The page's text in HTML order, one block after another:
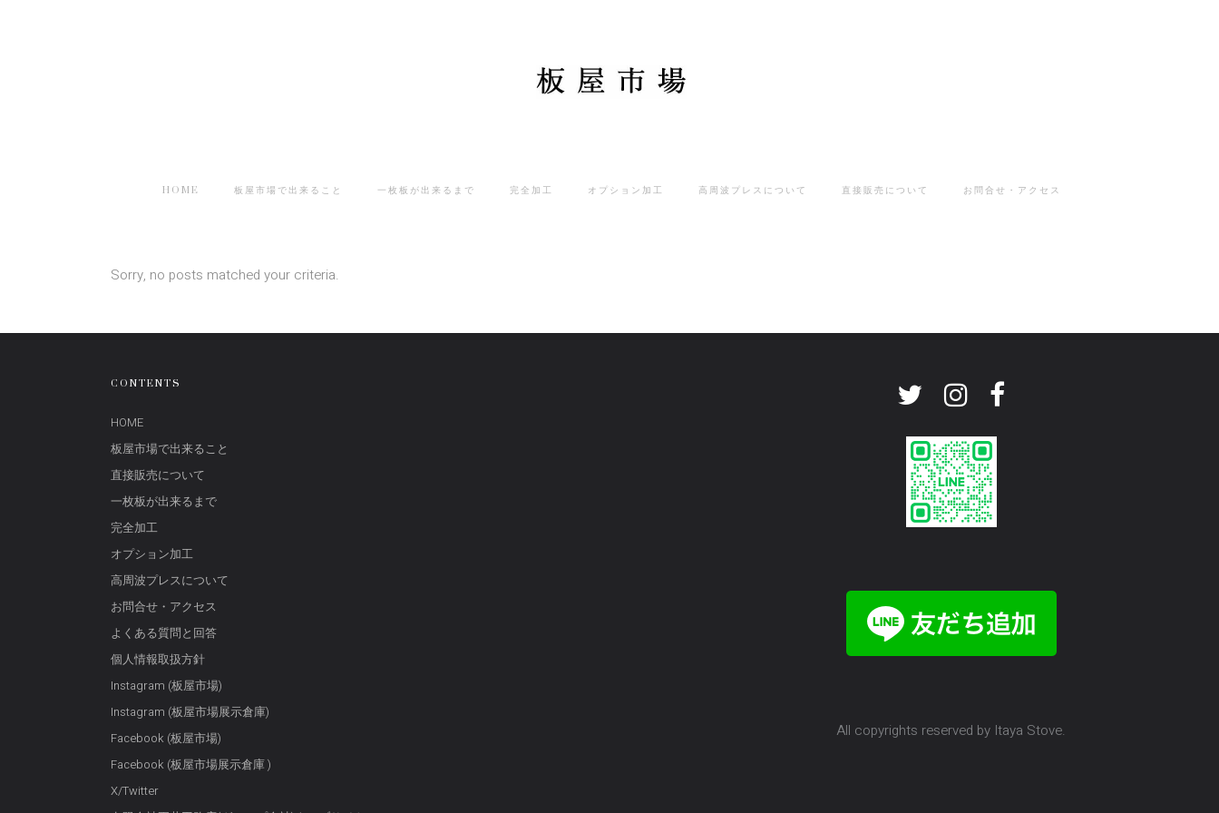
HOME 板屋市場で出来ること 一枚板が出来るまで 完全加工 オプション加工 高周波プレスについて 直接販売について お問合せ・アクセス
Sorry, no posts matched your criteria.
CONTENTS
HOME
板屋市場で出来ること
直接販売について
一枚板が出来るまで
完全加工
オプション加工
高周波プレスについて
お問合せ・アクセス
よくある質問と回答
個人情報取扱方針
Instagram (板屋市場)
Instagram (板屋市場展示倉庫)
Facebook (板屋市場)
Facebook (板屋市場展示倉庫 )
X/Twitter
All copyrights reserved by Itaya Stove.